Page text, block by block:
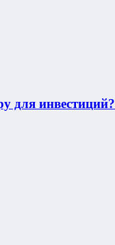
для инвестиций?